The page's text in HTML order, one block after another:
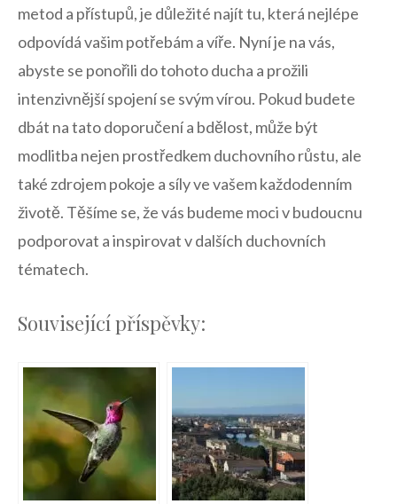
metod⁤ a přístupů, je důležité najít‌ tu, která nejlépe
‍odpovídá vašim ​potřebám a víře. Nyní je na vás,
abyste se ponořili ⁤do tohoto⁣ ducha a prožili ​
intenzivnější spojení⁤ se svým vírou. Pokud budete‍
dbát na tato doporučení a bdělost,‍ může být
modlitba ‍nejen prostředkem‌ duchovního růstu, ale
‍také zdrojem‍ pokoje a síly ve vašem každodenním
životě. Těšíme se, že vás budeme moci v budoucnu
podporovat‌ a inspirovat v dalších duchovních
⁢tématech.⁤
Související příspěvky: